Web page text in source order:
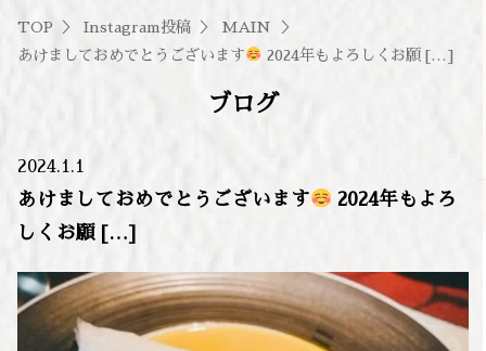
TOP Instagram投稿
MAIN
あけましておめでとうございます
2024年もよろしくお願 […]
ブログ
2024.1.1
あけましておめでとうございます
2024年もよろ
しくお願 […]